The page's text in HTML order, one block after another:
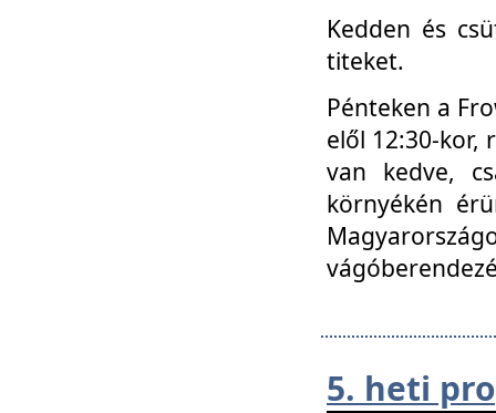
Kedden és
titeket.
Pénteken a
elől 12:30-kor,
van kedve,
környékén
5. heti